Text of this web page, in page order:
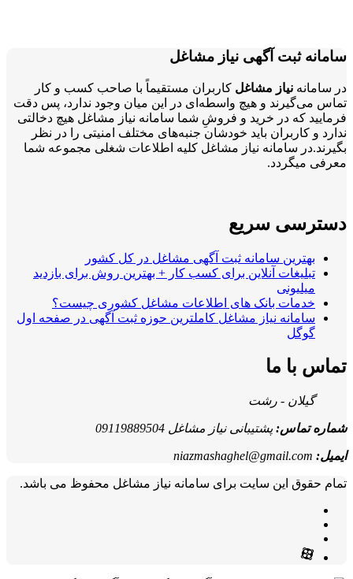
سامانه ثبت آگهی نیاز مشاغل
در سامانه نیاز مشاغلکاربران مستقیماً با صاحب کسب و کار
تماس می‌گیرند و هیچ واسطه‌ای در این میان وجود ندارد، پس دقت
فرمایید که در خرید و فروشِ شما سامانه نیاز مشاغل هیچ دخالتی
ندارد و کاربران باید خودشان جنبه‌های مختلف امنیتی را در نظر
بگیرند.در سامانه نیاز مشاغل کلیه اطلاعات شغلی مجموعه شما
معرفی میگردد.
دسترسی سریع
بهترین سامانه ثبت آگهی مشاغل در کل کشور
تبلیغات آنلاین برای کسب کار + بهترین روش برای بازدید
میلیونی
خدمات بانک های اطلاعات مشاغل کشوری چیست؟
سامانه نیاز مشاغل کاملترین حوزه ثبت آگهی در صفحه اول
گوگل
تماس با ما
گیلان - رشت
شماره تماس:پشتیبانی نیاز مشاغل 09119889504
ایمیل: niazmashaghel@gmail.com
تمام حقوق این سایت برای سامانه نیاز مشاغل محفوظ می باشد.